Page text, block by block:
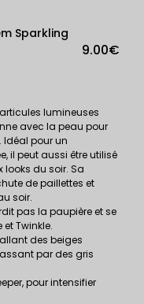
Sparkling
9.00€
lumineuses
avec la peau pour
Idéal pour un
il peut aussi être utilisé
du soir. Sa
de paillettes et
soir.
pas la paupière et se
Twinkle.
des beiges
par des gris
pour intensifier